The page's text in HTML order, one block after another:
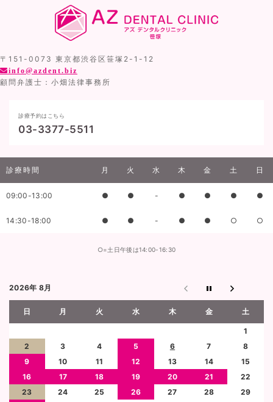
〒151-0073 東京都渋谷区笹塚2-1-12
info@azdent.biz
顧問弁護士：小畑法律事務所
診療予約はこちら
03-3377-5511
診療時間 月 火 水 木 金 土 日
09:00-13:00 ● ● - ● ● ● ●
14:30-18:00 ● ● - ● ● ○ ○
○=土日午後は14:00-16:30
2026年 8月
日 月 火 水 木 金 土
1
2
3 4 5 6 7
8
9
10 11 12 13 14
15
16
17 18 19 20 21
22
23
24 25 26 27 28
29